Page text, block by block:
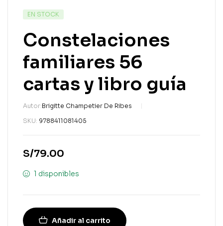
EN STOCK
Constelaciones
familiares 56
cartas y libro guía
Autor:Brigitte Champetier De Ribes
SKU: 9788411081405
S/79.00
1 disponibles
Añadir al carrito